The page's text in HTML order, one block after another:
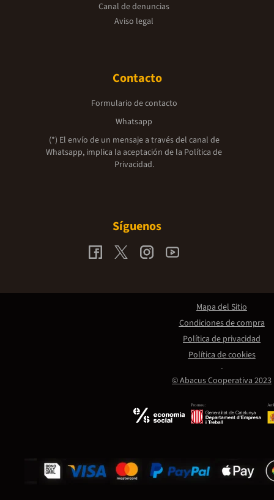
Canal de denuncias
Aviso legal
Contacto
Formulario de contacto
Whatsapp
(*) El envío de un mensaje a través del canal de
Whatsapp, implica la aceptación de la Política de
Privacidad.
Síguenos
Promou:
© Abacus Cooperativa 2023
Mapa del Sitio
Condiciones de compra
Política de privacidad
Política de cookies